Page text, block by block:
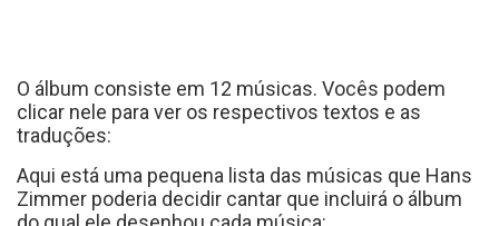
O álbum consiste em 12 músicas. Vocês podem
clicar nele para ver os respectivos textos e as
traduções:
Aqui está uma pequena lista das músicas que Hans
Zimmer poderia decidir cantar que incluirá o álbum